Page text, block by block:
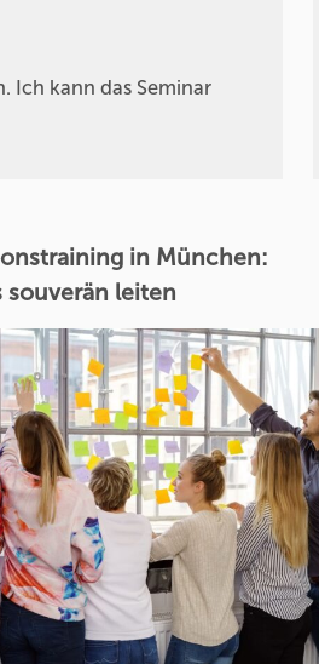
Ich kann das Seminar
in München:
souverän leiten